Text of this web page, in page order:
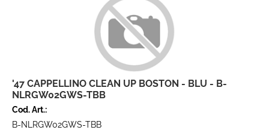
'47 CAPPELLINO CLEAN UP BOSTON - BLU - B-
NLRGW02GWS-TBB
Cod. Art.:
B-NLRGW02GWS-TBB